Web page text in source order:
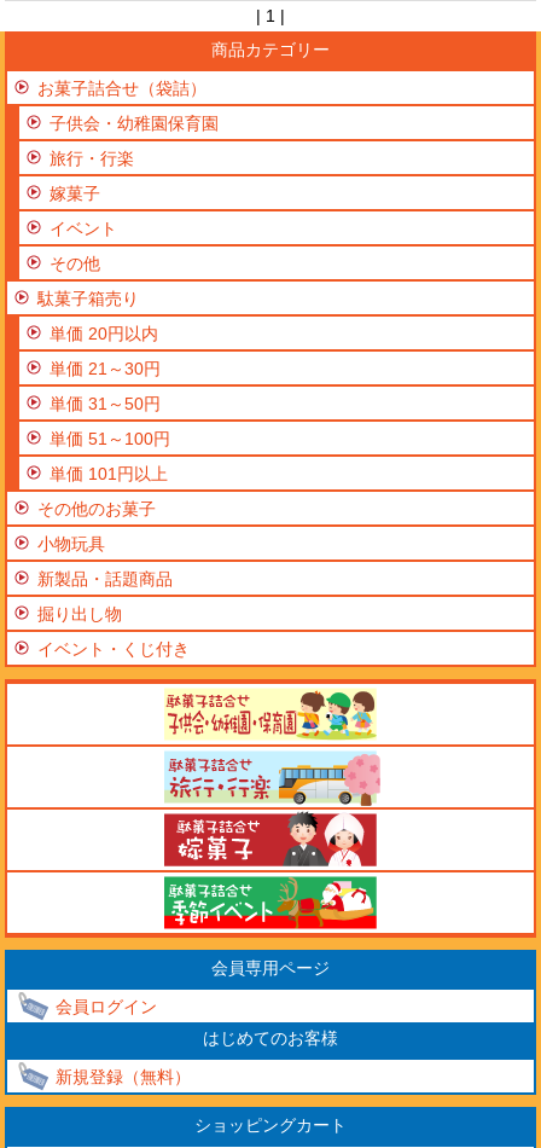
| 1 |
商品カテゴリー
お菓子詰合せ（袋詰）
子供会・幼稚園保育園
旅行・行楽
嫁菓子
イベント
その他
駄菓子箱売り
単価 20円以内
単価 21～30円
単価 31～50円
単価 51～100円
単価 101円以上
その他のお菓子
小物玩具
新製品・話題商品
掘り出し物
イベント・くじ付き
会員専用ページ
会員ログイン
はじめてのお客様
新規登録（無料）
ショッピングカート